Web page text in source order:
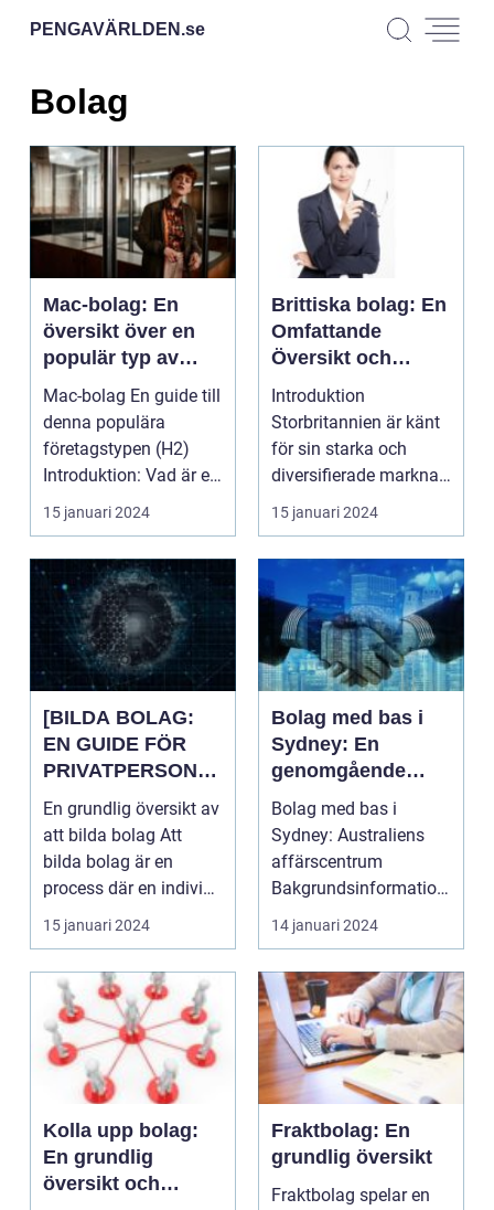
PENGAVÄRLDEN.se
Bolag
Mac-bolag: En
översikt över en
populär typ av
företag
Mac-bolag En guide till
denna populära
företagstypen (H2)
Introduktion: Vad är ett
Mac-bolag? ...
15 januari 2024
Brittiska bolag: En
Omfattande
Översikt och
Analys
Introduktion
Storbritannien är känt
för sin starka och
diversifierade marknad
med en mängd olika
br...
15 januari 2024
[BILDA BOLAG:
EN GUIDE FÖR
PRIVATPERSONE
R]
En grundlig översikt av
att bilda bolag Att
bilda bolag är en
process där en individ
eller en grupp...
15 januari 2024
Bolag med bas i
Sydney: En
genomgående
analys av
Australiens
viktigaste
affärscentrum
Bolag med bas i
Sydney: Australiens
affärscentrum
Bakgrundsinformation:
...
14 januari 2024
Kolla upp bolag:
En grundlig
översikt och
Fraktbolag: En
grundlig översikt
Fraktbolag spelar en